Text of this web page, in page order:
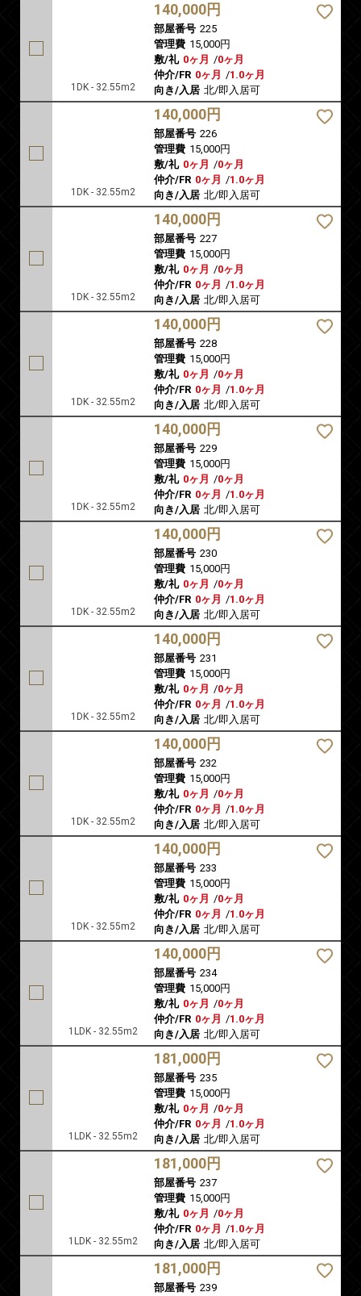
1DK - 32.55m2
140,000円
部屋番号 225
管理費 15,000円
敷/礼 0ヶ月 /0ヶ月
仲介/FR 0ヶ月 /1.0ヶ月
向き/入居 北/即入居可
1DK - 32.55m2
140,000円
部屋番号 226
管理費 15,000円
敷/礼 0ヶ月 /0ヶ月
仲介/FR 0ヶ月 /1.0ヶ月
向き/入居 北/即入居可
1DK - 32.55m2
140,000円
部屋番号 227
管理費 15,000円
敷/礼 0ヶ月 /0ヶ月
仲介/FR 0ヶ月 /1.0ヶ月
向き/入居 北/即入居可
1DK - 32.55m2
140,000円
部屋番号 228
管理費 15,000円
敷/礼 0ヶ月 /0ヶ月
仲介/FR 0ヶ月 /1.0ヶ月
向き/入居 北/即入居可
1DK - 32.55m2
140,000円
部屋番号 229
管理費 15,000円
敷/礼 0ヶ月 /0ヶ月
仲介/FR 0ヶ月 /1.0ヶ月
向き/入居 北/即入居可
1DK - 32.55m2
140,000円
部屋番号 230
管理費 15,000円
敷/礼 0ヶ月 /0ヶ月
仲介/FR 0ヶ月 /1.0ヶ月
向き/入居 北/即入居可
1DK - 32.55m2
140,000円
部屋番号 231
管理費 15,000円
敷/礼 0ヶ月 /0ヶ月
仲介/FR 0ヶ月 /1.0ヶ月
向き/入居 北/即入居可
1DK - 32.55m2
140,000円
部屋番号 232
管理費 15,000円
敷/礼 0ヶ月 /0ヶ月
仲介/FR 0ヶ月 /1.0ヶ月
向き/入居 北/即入居可
1DK - 32.55m2
140,000円
部屋番号 233
管理費 15,000円
敷/礼 0ヶ月 /0ヶ月
仲介/FR 0ヶ月 /1.0ヶ月
向き/入居 北/即入居可
1LDK - 32.55m2
140,000円
部屋番号 234
管理費 15,000円
敷/礼 0ヶ月 /0ヶ月
仲介/FR 0ヶ月 /1.0ヶ月
向き/入居 北/即入居可
1LDK - 32.55m2
181,000円
部屋番号 235
管理費 15,000円
敷/礼 0ヶ月 /0ヶ月
仲介/FR 0ヶ月 /1.0ヶ月
向き/入居 北/即入居可
1LDK - 32.55m2
181,000円
部屋番号 237
管理費 15,000円
敷/礼 0ヶ月 /0ヶ月
仲介/FR 0ヶ月 /1.0ヶ月
向き/入居 北/即入居可
181,000円
部屋番号 239